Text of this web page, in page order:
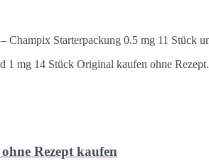
Champix Starterpackung 0.5 mg 11 Stück
1 mg 14 Stück Original kaufen ohne Rezept.
Rezept kaufen